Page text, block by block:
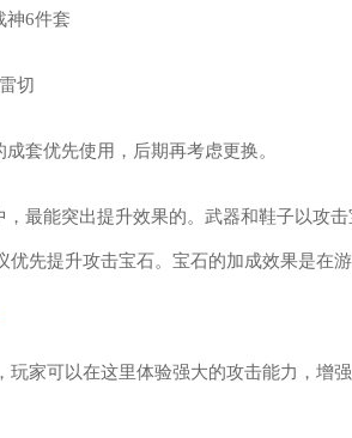
神6件套
切
套优先使用，后期再考虑更换。
最能突出提升效果的。武器和鞋子以攻
优先提升攻击宝石。宝石的加成效果是在
家可以在这里体验强大的攻击能力，增强